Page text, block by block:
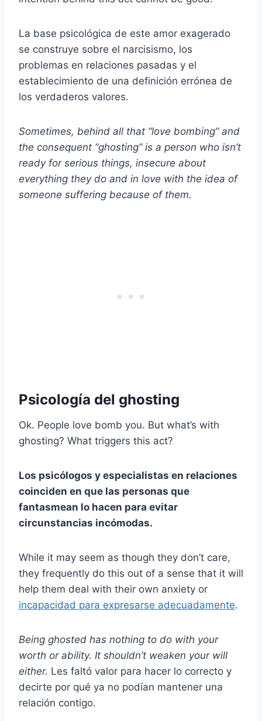
La base psicológica de este amor exagerado
se construye sobre el narcisismo, los
problemas en relaciones pasadas y el
establecimiento de una definición errónea de
los verdaderos valores.
Sometimes, behind all that “love bombing” and
the consequent “ghosting” is a person who isn’t
ready for serious things, insecure about
everything they do and in love with the idea of
someone suffering because of them.
Psicología del ghosting
Ok. People love bomb you. But what’s with
ghosting? What triggers this act?
Los psicólogos y especialistas en relaciones
coinciden en que las personas que
fantasmean lo hacen para evitar
circunstancias incómodas.
While it may seem as though they don’t care,
they frequently do this out of a sense that it will
help them deal with their own anxiety or
incapacidad para expresarse adecuadamente.
Being ghosted has nothing to do with your
worth or ability. It shouldn’t weaken your will
either. Les faltó valor para hacer lo correcto y
decirte por qué ya no podían mantener una
relación contigo.